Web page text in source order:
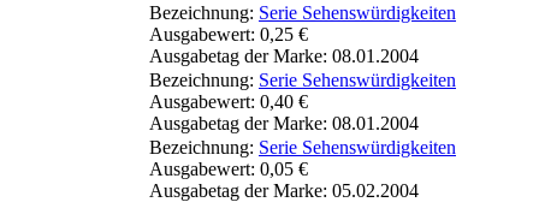
Bezeichnung: Serie Sehenswürdigkeiten
Ausgabewert: 0,25 €
Ausgabetag der Marke: 08.01.2004
Bezeichnung: Serie Sehenswürdigkeiten
Ausgabewert: 0,40 €
Ausgabetag der Marke: 08.01.2004
Bezeichnung: Serie Sehenswürdigkeiten
Ausgabewert: 0,05 €
Ausgabetag der Marke: 05.02.2004